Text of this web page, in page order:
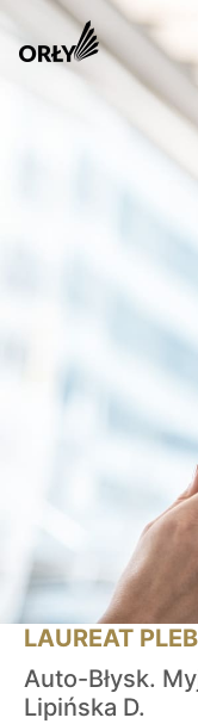
LAUREAT
Auto-Błysk.
Lipińska D.